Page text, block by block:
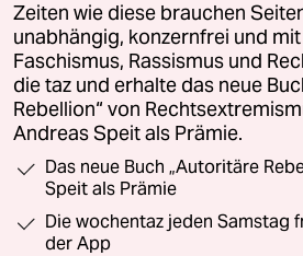
Zeiten wie diese brauchen
unabhängig, konzernfrei und
Faschismus, Rassismus und
die taz und erhalte das neue
Rebellion“ von
Andreas Speit als Prämie.
Das neue Buch „Autoritäre
Speit als Prämie
Die wochentaz jeden Samstag
der App